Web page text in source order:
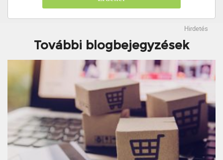
Hirdetés
További blogbejegyzések